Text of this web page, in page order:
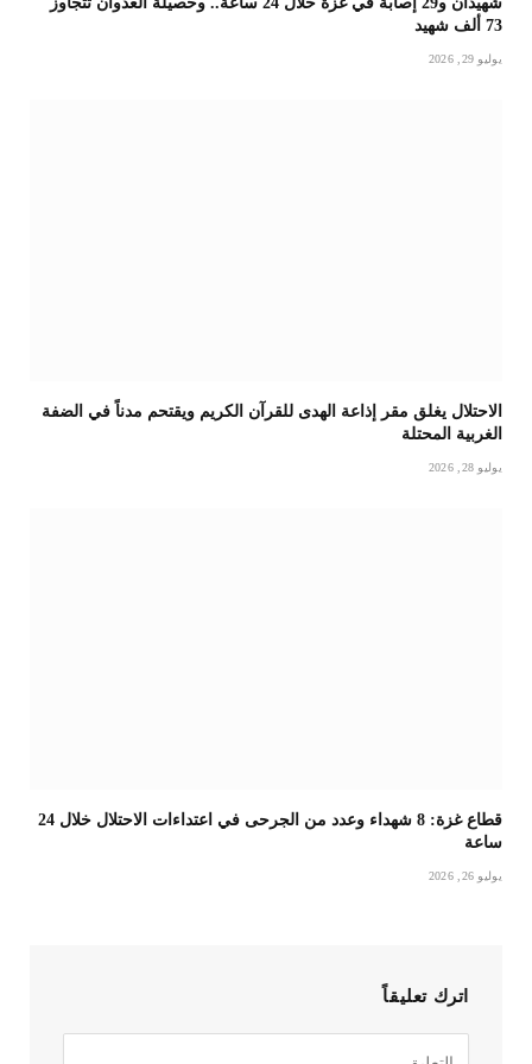
73 ألف شهيد
يوليو 29, 2026
الاحتلال يغلق مقر إذاعة الهدى للقرآن الكريم ويقتحم مدناً في الضفة
الغربية المحتلة
يوليو 28, 2026
قطاع غزة: 8 شهداء وعدد من الجرحى في اعتداءات الاحتلال خلال 24
ساعة
يوليو 26, 2026
اترك تعليقاً